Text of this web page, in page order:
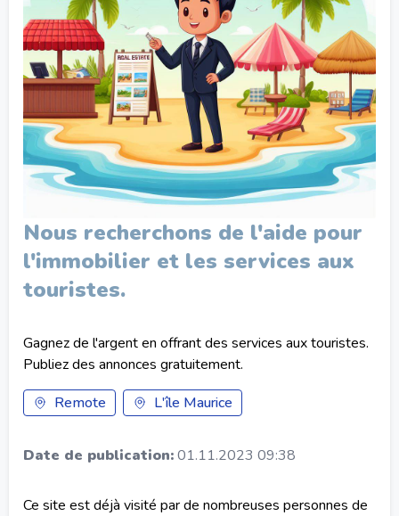
Nous recherchons de l'aide pour
l'immobilier et les services aux
touristes.
Gagnez de l'argent en offrant des services aux touristes.
Publiez des annonces gratuitement.
Remote
L'île Maurice
Date de publication:01.11.2023 09:38
Ce site est déjà visité par de nombreuses personnes de